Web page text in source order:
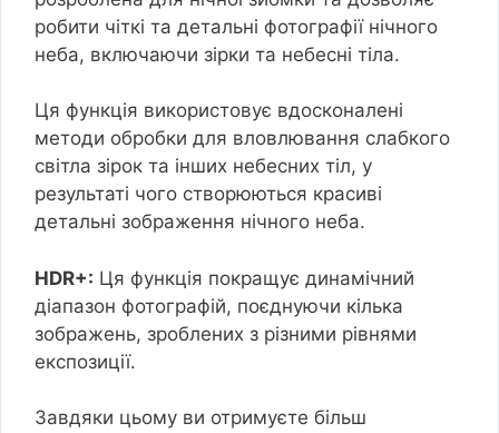
робити чіткі та детальні фотографії нічного
неба, включаючи зірки та небесні тіла.
Ця функція використовує вдосконалені
методи обробки для вловлювання слабкого
світла зірок та інших небесних тіл, у
результаті чого створюються красиві
детальні зображення нічного неба.
HDR+: Ця функція покращує динамічний
діапазон фотографій, поєднуючи кілька
зображень, зроблених з різними рівнями
експозиції.
Завдяки цьому ви отримуєте більш